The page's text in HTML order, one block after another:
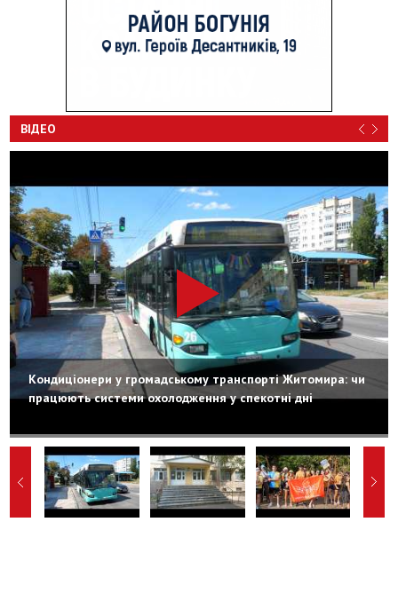
ВІДЕО
Кондиціонери у громадському транспорті Житомира: чи
працюють системи охолодження у спекотні дні